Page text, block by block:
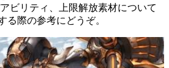
ビリティ、上限解放素材について
る際の参考にどうぞ。